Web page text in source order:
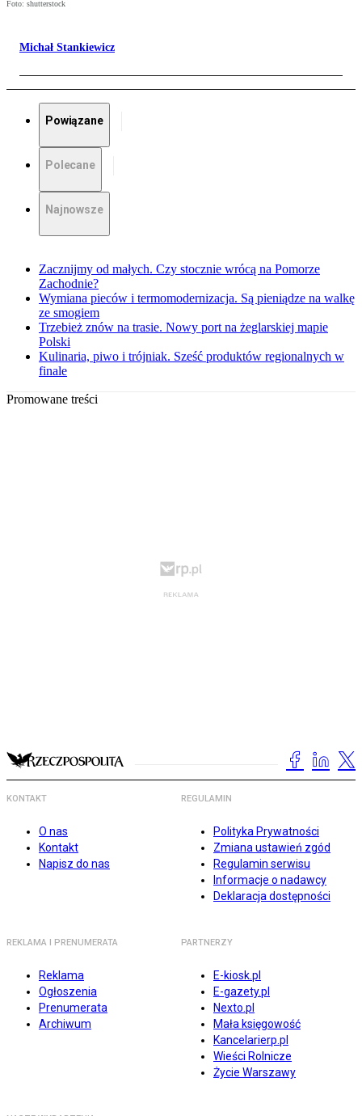
Foto: shutterstock
Michał Stankiewicz
Powiązane
Polecane
Najnowsze
Zacznijmy od małych. Czy stocznie wrócą na Pomorze
Zachodnie?
Wymiana pieców i termomodernizacja. Są pieniądze na walkę
ze smogiem
Trzebież znów na trasie. Nowy port na żeglarskiej mapie
Polski
Kulinaria, piwo i trójniak. Sześć produktów regionalnych w
finale
Promowane treści
KONTAKT
O nas
Kontakt
Napisz do nas
REGULAMIN
Polityka Prywatności
Zmiana ustawień zgód
Regulamin serwisu
Informacje o nadawcy
Deklaracja dostępności
REKLAMA I PRENUMERATA
Reklama
Ogłoszenia
Prenumerata
Archiwum
PARTNERZY
E-kiosk.pl
E-gazety.pl
Nexto.pl
Mała księgowość
Kancelarierp.pl
Wieści Rolnicze
Życie Warszawy